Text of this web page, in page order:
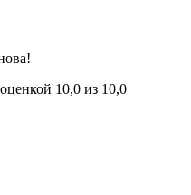
10,0 из 10,0